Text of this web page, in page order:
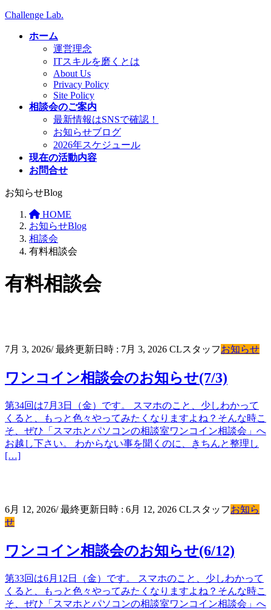
コ
ナ
Challenge Lab.
ホーム
運営理念
ITスキルを磨くとは
About Us
Privacy Policy
Site Policy
相談会のご案内
最新情報はSNSで確認！
お知らせブログ
2026年スケジュール
現在の活動内容
お問合せ
お知らせBlog
HOME
お知らせBlog
相談会
有料相談会
有料相談会
7月 3, 2026/ 最終更新日時 : 7月 3, 2026 CLスタッフお知らせ
ワンコイン相談会のお知らせ(7/3)
第34回は7月3日（金）です。 スマホのこと、少しわかって
くると、もっと色々やってみたくなりますよね？そんな時こ
そ、ぜひ「スマホとパソコンの相談室ワンコイン相談会」へ
お越し下さい。 わからない事を聞くのに、きちんと整理し
[…]
6月 12, 2026/ 最終更新日時 : 6月 12, 2026 CLスタッフお知ら
せ
ワンコイン相談会のお知らせ(6/12)
第33回は6月12日（金）です。 スマホのこと、少しわかって
くると、もっと色々やってみたくなりますよね？そんな時こ
そ、ぜひ「スマホとパソコンの相談室ワンコイン相談会」へ